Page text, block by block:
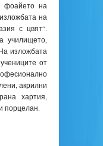
фоайето на
на
с цвят“.
училището,
изложбата
от
акрилни
хартия,
порцелан.